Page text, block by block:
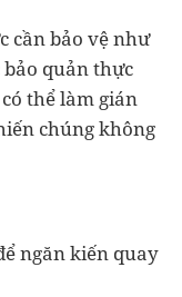
cần bảo vệ như
quản thực
thể làm gián
chúng không
ngăn kiến quay